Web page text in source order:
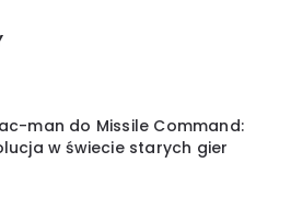
man do Missile Command:
w świecie starych gier